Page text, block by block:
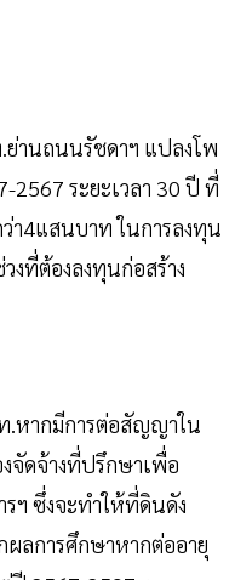
านถนนรัชดาฯ แปลงโพ
ระยะเวลา 30 ปี ที่
า4แสนบาท ในการลงทุน
งที่ต้องลงทุนก่อสร้าง
.หากมีการต่อสัญญาใน
ดจ้างที่ปรึกษาเพื่อ
รฯ ซึ่งจะทำให้ที่ดินดัง
ผลการศึกษาหากต่ออายุ